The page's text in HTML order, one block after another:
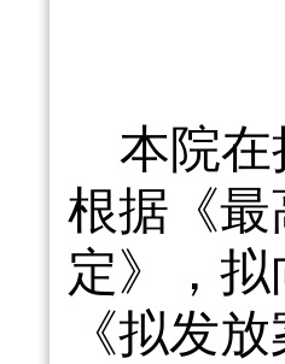
本院在
根据 《
定》
，
《拟发